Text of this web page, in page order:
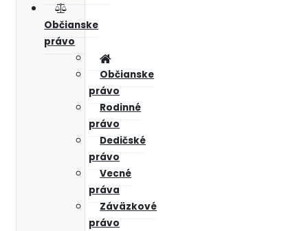
Občianske
právo
Občianske
právo
Rodinné
právo
Dedičské
právo
Vecné
práva
Záväzkové
právo